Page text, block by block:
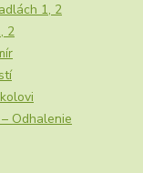
1, 2
2
Odhalenie